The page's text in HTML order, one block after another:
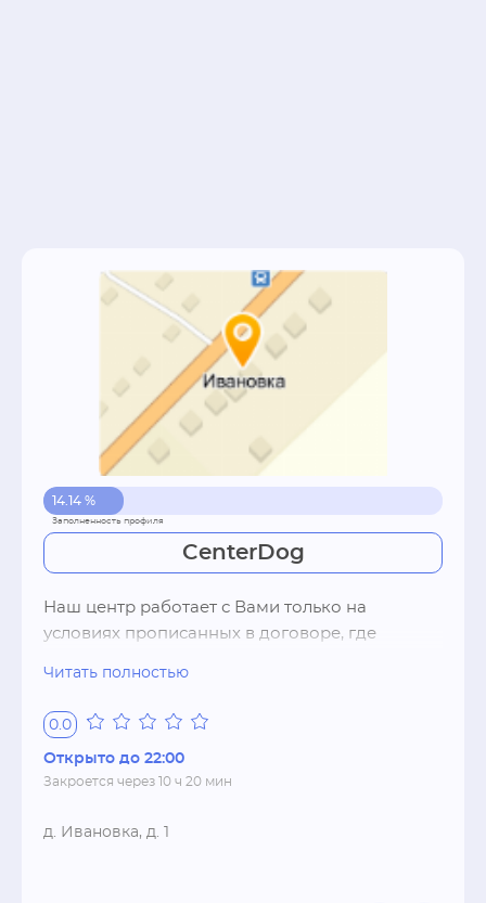
14.14 %
CenterDog
Наш центр работает с Вами только на
условиях прописанных в договоре, где
услуги Ваш питомец всегда будет накормлен,
выгулен и будет содержаться в чистоте, без
нарушения санитарных норм. Наша цель
доставить Вам и Вашему питомцу максимум
Читать полностью
0.0
Открыто до 22:00
Закроется через 10 ч 20 мин
д. Ивановка, д. 1